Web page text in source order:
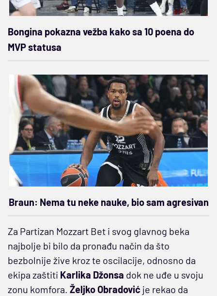
Bongina pokazna vežba kako sa 10 poena do
MVP statusa
Braun: Nema tu neke nauke, bio sam agresivan
Za Partizan Mozzart Bet i svog glavnog beka
najbolje bi bilo da pronađu način da što
bezbolnije žive kroz te oscilacije, odnosno da
ekipa zaštiti Karlika Džonsa dok ne uđe u svoju
zonu komfora. Željko Obradović je rekao da